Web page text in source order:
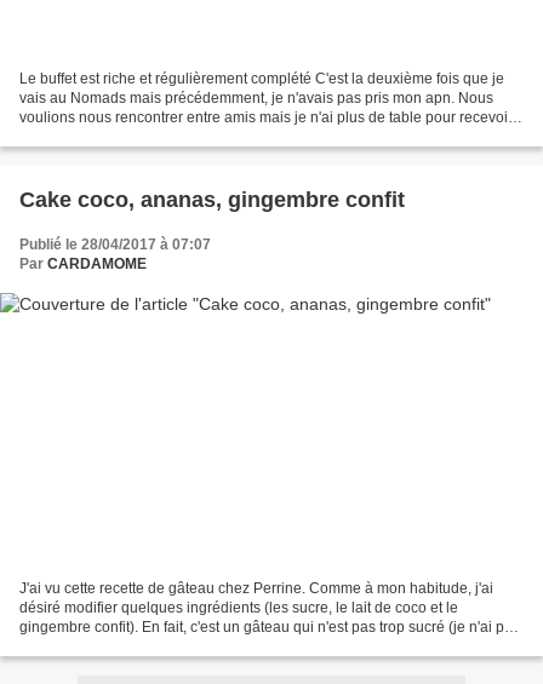
Le buffet est riche et régulièrement complété C'est la deuxième fois que je
vais au Nomads mais précédemment, je n'avais pas pris mon apn. Nous
voulions nous rencontrer entre amis mais je n'ai plus de table pour recevoir
Cake coco, ananas, gingembre confit
Publié le 28/04/2017 à 07:07
Par CARDAMOME
J'ai vu cette recette de gâteau chez Perrine. Comme à mon habitude, j'ai
désiré modifier quelques ingrédients (les sucre, le lait de coco et le
gingembre confit). En fait, c'est un gâteau qui n'est pas trop sucré (je n'ai pas